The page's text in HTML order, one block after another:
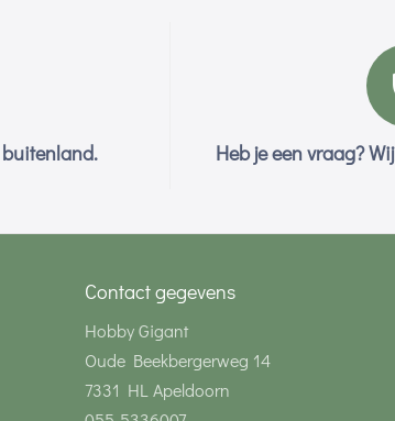
Heb je een vraag?
Contact gegevens
Hobby Gigant
Oude Beekbergerweg 14
7331 HL Apeldoorn